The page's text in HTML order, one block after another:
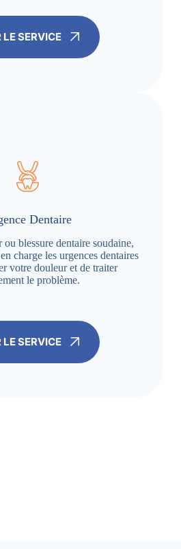
LE SERVICE
Dentaire
blessure dentaire soudaine,
charge les urgences dentaires
votre douleur et de traiter
le problème.
LE SERVICE